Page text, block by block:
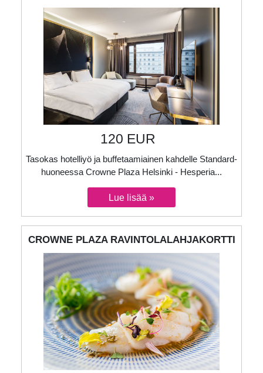
120 EUR
Tasokas hotelliyö ja buffetaamiainen kahdelle Standard-
huoneessa Crowne Plaza Helsinki - Hesperia...
CROWNE PLAZA RAVINTOLALAHJAKORTTI